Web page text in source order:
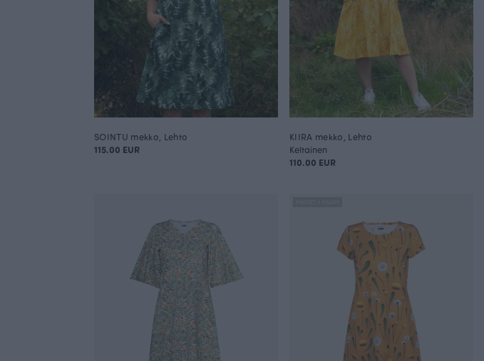
SOINTU mekko, Lehto
115.00 EUR
KIIRA mekko, Lehto
Keltainen
110.00 EUR